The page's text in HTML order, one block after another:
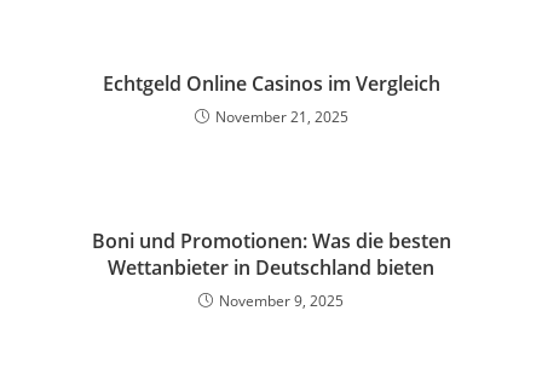
Echtgeld Online Casinos im Vergleich
November 21, 2025
Boni und Promotionen: Was die besten
Wettanbieter in Deutschland bieten
November 9, 2025